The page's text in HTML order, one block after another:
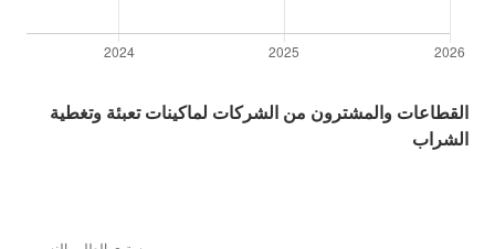
القطاعات والمشترون من الشركات لماكينات تعبئة وتغطية
الشراب